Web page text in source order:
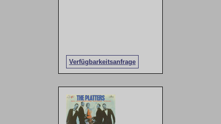
Verfügbarkeitsanfrage